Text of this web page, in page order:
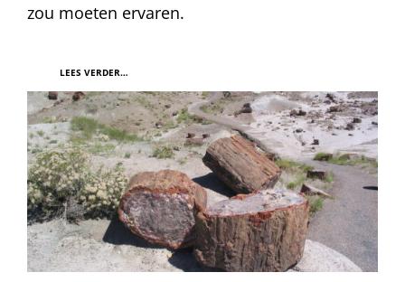
zou moeten ervaren.
LEES VERDER…